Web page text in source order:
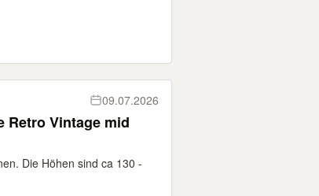
09.07.2026
Retro Vintage mid
Die Höhen sind ca 130 -